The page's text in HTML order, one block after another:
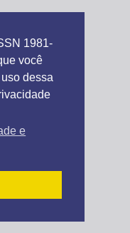
1981-
você
dessa
e